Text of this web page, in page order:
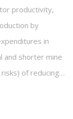
productivity,
by
in
and shorter mine
of reducing…